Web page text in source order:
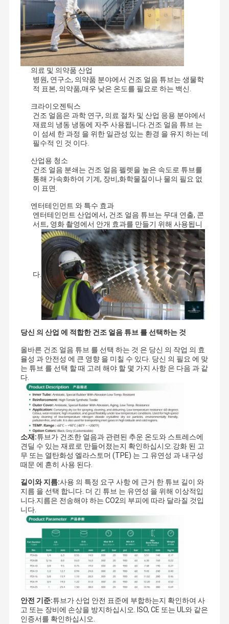
공장 견학 품질 관리 문의하기 소식
고무 공기 호스
고무 물 호스
Lpg 가스 호스
쌍둥이 용접 호스
연료 분배 호스
고무 연료 호스
고압 유압 호스
4개의 철사 유압 호스
PTFE 땋는 호스
열가소성 유압 호스
공기조화 호스
냉각하는 위탁 호스
유압 호스 이음쇠
고압 시험 호스
고압 워셔 호우스
의료 및 의약품 산업
병원, 연구소, 의약품 분야에서 건조 얼음 튜브는 생물학
적 표본, 의약품,매우 낮은 온도를 필요로 하는 백신.
크라이오젠틱스
건조 얼음은 과학 연구, 의료 절차 및 산업 응용 분야에서
재료의 냉동 냉동에 자주 사용됩니다.건조 얼음 튜브 는
이 섬세 한 과정 을 위한 일관성 있는 환경 을 유지 하는 데
필수적 인 것 이다.
산업용 청소
건조 얼음 분쇄는 건조 얼음 펠렛을 높은 속도로 튜브를
통해 가속화하여 기계, 장비,화학물질이나 물의 필요 없
이 표면.
엔터테인먼트 와 특수 효과
엔터테인먼트 산업에서, 건조 얼음 튜브는 무대 연출, 콘
서트, 영화 촬영에서 안개 효과를 만들기 위해 사용됩니
다.
당신 의 산업 에 적합한 건조 얼음 튜브 를 선택하는 것
올바른 건조 얼음 튜브 를 선택 하는 것 은 당신 의 작업 의 효
율성 과 안전성 에 큰 영향 을 미칠 수 있다. 당신 의 필요 에 맞
는 튜브 를 선택 할 때 고려 해야 할 몇 가지 사항 은 다음 과 같
다.
소재:튜브가 건조한 얼음과 관련된 추운 온도와 스트레스에
견딜 수 있는 재료로 만들어졌는지 확인하십시오.강화 된 고
무 또는 열탄화성 엘라스토머 (TPE) 는 그 유연성 과 내구성
때문 에 흔히 사용 된다.
길이와 지름:사용 의 특정 요구 사항 에 근거 한 튜브 길이 와
지름 을 선택 합니다. 더 긴 튜브 는 유연성 을 위해 이상적입
니다.지름은 전송해야 하는 CO2의 부피에 따라 달라질 것입
니다.
안전 기준:튜브가 산업 안전 표준에 부합하는지 확인하여 사
고 또는 장비에 손상을 방지하십시오. ISO, CE 또는 UL와 같은
인증서를 확인하십시오.
용액 제공의 임무를 주장하는 그, 파이스훈, 파이스훈 호스 그룹을 만
났습니다. 호스 기술에 기술 혁신 ", 창의력과 지속성을 그대로 계속
하는 것과 같이 파이스훈의 핵심 개념은 파이스훈의 제품이 세계 시
장과 일치하게 합니다. 잘, 고객 성공 사고방식, 이것이 파이스훈의
핵심 주의입니다. 호스 제조업의 신 기술에서 열심히 일하도록 하고,
매년, 고객들을 위해 새로운 호스를 만드는 것을 계속하세요.
더 이상 전통적 고무 생산, 파이스훈도 약간의 첨단 과학 기술 시험소
와 함께 일함으로써, 고무 포뮬레이션에 0.1 그램에 대한 정확도를
로운 공식이 생산 안으로 보내집니다. 또 다른 정확도는 호스 ID와
OD가 호스 압출구 위의 적외선 피제어 기기를 이용하여, 최고 0.1까
지 밀리미터에 도달한다는 것입니다. 프인-파워의 브랜드와 상위 수
준 권축 기계는 매우 고속도 동결된 편조기와 더불어, 공장에 도입됩
으로 구성됩니다 ; 재료는 컴퓨터로 자동적으로 프로그램을 짠 방법
에 엄밀하게 치료됩니다. 게다가, 측정, 조정, 검증은 또한 동일 시스
템으로 제어됩니다.
이미 연구와 연구실장비에 매우 투자된 채 파이스훈은 최종 생성물
까지 원료로부터, 효과적 품질 관리를 보장하기 위해 테스트중인 자
금, 장력, 압력, 철과상 테스팅 기계를 노화시킨 경화 시험 장치를 사
용합니다. 제품을 주문 제작하는 서비스는 모두 이용 가능합니다.
ISO9001과 TS16949의 품질 관리 시스템은 완전히 공장을 검증했
습니다. 20 이상 증명서는 ISO3821, 로에스, 한계, 컵크, KTW, NSF와
같이, 획득되었습니다.
푸럼 설계, 끌기는 QC에 팩과 전달자를 생산합니다, 세부로 가득한
각각 단계가 정확히 만들어집니다. 그리고 나서, 현명한 창고업과 전
달 시스템은 상품이 목적지 포트로, 또는 문에 도달할 수 있도록 도와
판매 부서는 모든 지지 부서 위에 있습니다. 우리는 함께 영어와 프랑
스어와 스페인어로 쉽게 통신할 수 있습니다.
2007년, 파이스훈에서 시작하는 것 배우자들을 위해 HOSES에 대한
힘든 질문에 솔루션을 제공하기 위해 계속되는 빠르, 그러나 꾸준히,
성장시키지 않습니다. 파이스훈은 단어 열정과 관련됩니다. 예, 열정
은 산업적, 자동 그리고 위생적인 3개 큰 도메인을 위한 우리의 기도
회입니다. 호스 업계의 오래된 솔루션 제공자로서, 우리는 고객들이
빅 머신으로 조립시키기 위해, 이 작은 호스를 공급합니다. 호스에 대
한 열정, 당신에 대한 열정!